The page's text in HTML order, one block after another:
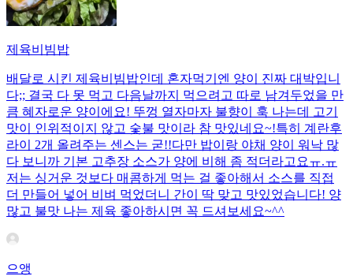
제육비빔밥
배달로 시킨 제육비빔밥인데 혼자먹기엔 양이 진짜 대박입니
다;; 결국 다 못 먹고 다음날까지 먹으려고 따로 남겨두었을 만
큼 혜자로운 양이에요! 뚜껑 열자마자 불향이 훅 나는데 고기
맛이 인위적이지 않고 숯불 맛이라 참 맛있네요~!특히 계란후
라이 2개 올려주는 센스는 굳!! ​다만 밥이랑 야채 양이 워낙 많
다 보니까 기본 고추장 소스가 양에 비해 좀 적더라고요ㅠ.ㅠ
저는 싱거운 것보다 매콤하게 먹는 걸 좋아해서 소스를 직접
더 만들어 넣어 비벼 먹었더니 간이 딱 맞고 맛있었습니다! 양
많고 불맛 나는 제육 좋아하시면 꼭 드셔보세요~^^
으앵